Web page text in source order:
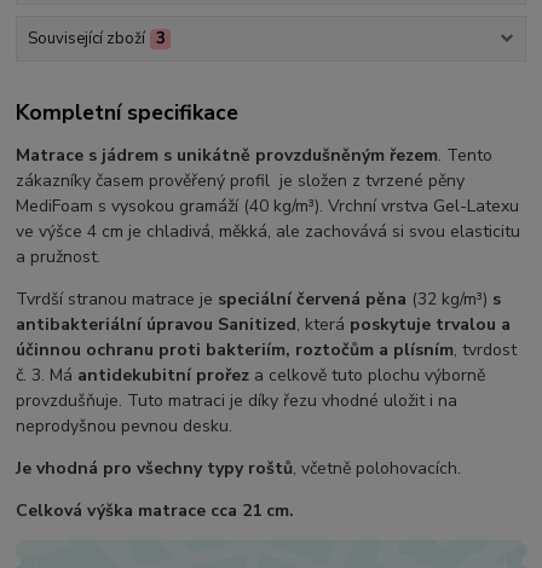
Související zboží 3
Kompletní specifikace
Matrace s jádrem s unikátně provzdušněným řezem. Tento
zákazníky časem prověřený profil je složen z tvrzené pěny
MediFoam s vysokou gramáží (40 kg/m³). Vrchní vrstva Gel-Latexu
ve výšce 4 cm je chladivá, měkká, ale zachovává si svou elasticitu
a pružnost.
Tvrdší stranou matrace je speciální červená pěna (32 kg/m³) s
antibakteriální úpravou Sanitized, která poskytuje trvalou a
účinnou ochranu proti bakteriím, roztočům a plísním, tvrdost
č. 3. Má antidekubitní prořez a celkově tuto plochu výborně
provzdušňuje. Tuto matraci je díky řezu vhodné uložit i na
neprodyšnou pevnou desku.
Je vhodná pro všechny typy roštů, včetně polohovacích.
Celková výška matrace cca 21 cm.